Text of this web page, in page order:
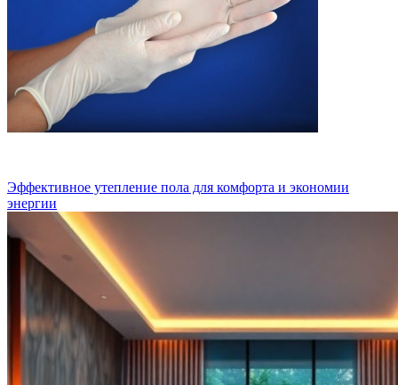
Эффективное утепление пола для комфорта и экономии
энергии